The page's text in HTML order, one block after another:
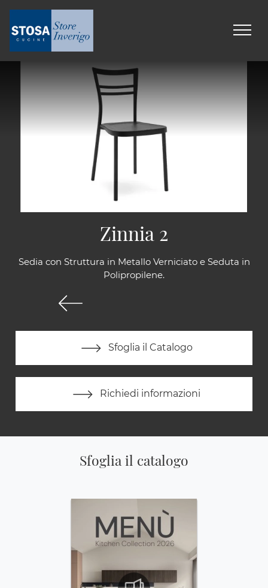
Sedia con Struttura in Metallo Verniciato e Seduta in
Polipropilene.
Sfoglia il Catalogo
Richiedi informazioni
Zinnia 2
Sfoglia il catalogo